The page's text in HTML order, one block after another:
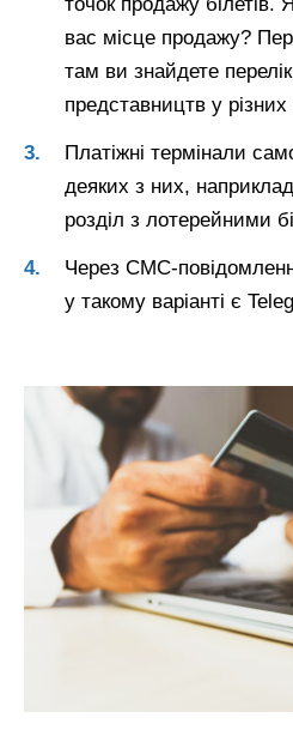
вас місце продажу?
там ви знайдете
представництв у різних
Платіжні термінали
деяких з них,
розділ з лотерейними
Через СМС-
у такому варіанті є